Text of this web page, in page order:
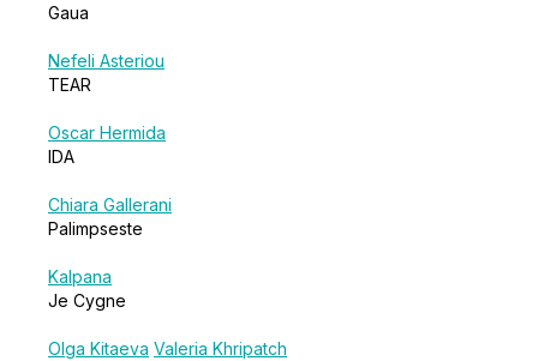
Gaua
Nefeli Asteriou
TEAR
Oscar Hermida
IDA
Chiara Gallerani
Palimpseste
Kalpana
Je Cygne
Olga Kitaeva Valeria Khripatch